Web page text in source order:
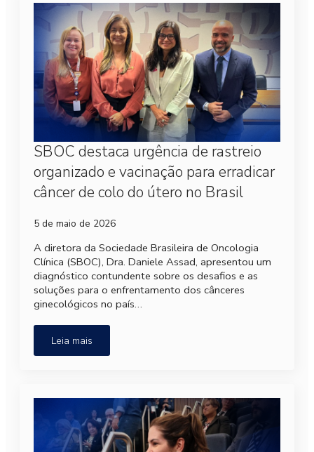
SBOC destaca urgência de rastreio
organizado e vacinação para erradicar
câncer de colo do útero no Brasil
5 de maio de 2026
A diretora da Sociedade Brasileira de Oncologia
Clínica (SBOC), Dra. Daniele Assad, apresentou um
diagnóstico contundente sobre os desafios e as
soluções para o enfrentamento dos cânceres
ginecológicos no país…
Leia mais